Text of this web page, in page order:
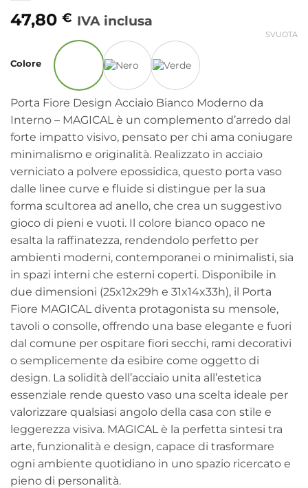
47,80 € IVA inclusa
Colore
SVUOTA
Porta Fiore Design Acciaio Bianco Moderno da
Interno – MAGICAL è un complemento d’arredo dal
forte impatto visivo, pensato per chi ama coniugare
minimalismo e originalità. Realizzato in acciaio
verniciato a polvere epossidica, questo porta vaso
dalle linee curve e fluide si distingue per la sua
forma scultorea ad anello, che crea un suggestivo
gioco di pieni e vuoti. Il colore bianco opaco ne
esalta la raffinatezza, rendendolo perfetto per
ambienti moderni, contemporanei o minimalisti, sia
in spazi interni che esterni coperti. Disponibile in
due dimensioni (25x12x29h e 31x14x33h), il Porta
Fiore MAGICAL diventa protagonista su mensole,
tavoli o consolle, offrendo una base elegante e fuori
dal comune per ospitare fiori secchi, rami decorativi
o semplicemente da esibire come oggetto di
design. La solidità dell’acciaio unita all’estetica
essenziale rende questo vaso una scelta ideale per
valorizzare qualsiasi angolo della casa con stile e
leggerezza visiva. MAGICAL è la perfetta sintesi tra
arte, funzionalità e design, capace di trasformare
ogni ambiente quotidiano in uno spazio ricercato e
pieno di personalità.
Alternative: